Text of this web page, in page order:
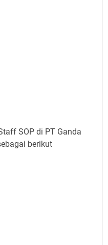
SOP di PT Ganda
berikut